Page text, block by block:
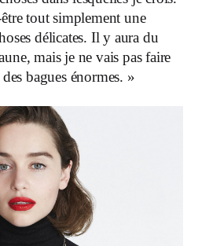
tout simplement une
délicates. Il y aura du
mais je ne vais pas faire
bagues énormes. »